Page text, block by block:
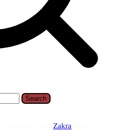
Zakra